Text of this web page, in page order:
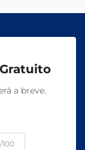
a breve.
100